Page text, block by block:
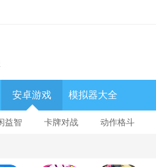
安卓游戏 模拟器大全
益智 卡牌对战 动作格斗